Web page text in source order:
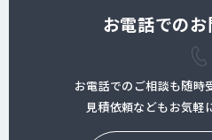
お電話での
お電話でのご相談も随時
見積依頼などもお気軽